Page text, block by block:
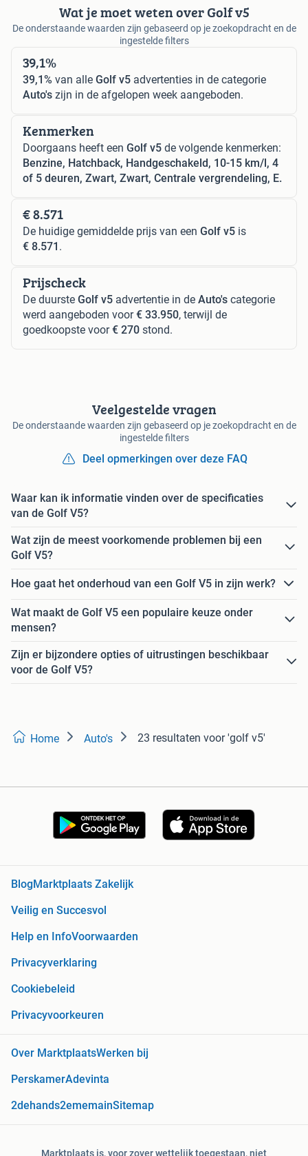
Wat je moet weten over Golf v5
De onderstaande waarden zijn gebaseerd op je zoekopdracht en de
ingestelde filters
39,1%
39,1% van alle Golf v5 advertenties in de categorie
Auto's zijn in de afgelopen week aangeboden.
Kenmerken
Doorgaans heeft een Golf v5 de volgende kenmerken:
Benzine, Hatchback, Handgeschakeld, 10-15 km/l, 4
of 5 deuren, Zwart, Zwart, Centrale vergrendeling, E.
€ 8.571
De huidige gemiddelde prijs van een Golf v5 is
€ 8.571 .
Prijscheck
De duurste Golf v5 advertentie in de Auto's categorie
werd aangeboden voor€ 33.950, terwijl de
goedkoopste voor€ 270 stond.
Veelgestelde vragen
De onderstaande waarden zijn gebaseerd op je zoekopdracht en de
ingestelde filters
Deel opmerkingen over deze FAQ
Waar kan ik informatie vinden over de specificaties
van de Golf V5?
Wat zijn de meest voorkomende problemen bij een
Golf V5?
Hoe gaat het onderhoud van een Golf V5 in zijn werk?
Wat maakt de Golf V5 een populaire keuze onder
mensen?
Zijn er bijzondere opties of uitrustingen beschikbaar
voor de Golf V5?
Home Auto's 23 resultaten voor 'golf v5'
BlogMarktplaats Zakelijk
Veilig en Succesvol
Help en InfoVoorwaarden
Privacyverklaring
Cookiebeleid
Privacyvoorkeuren
Over MarktplaatsWerken bij
PerskamerAdevinta
2dehands2ememainSitemap
Marktplaats is, voor zover wettelijk toegestaan, niet